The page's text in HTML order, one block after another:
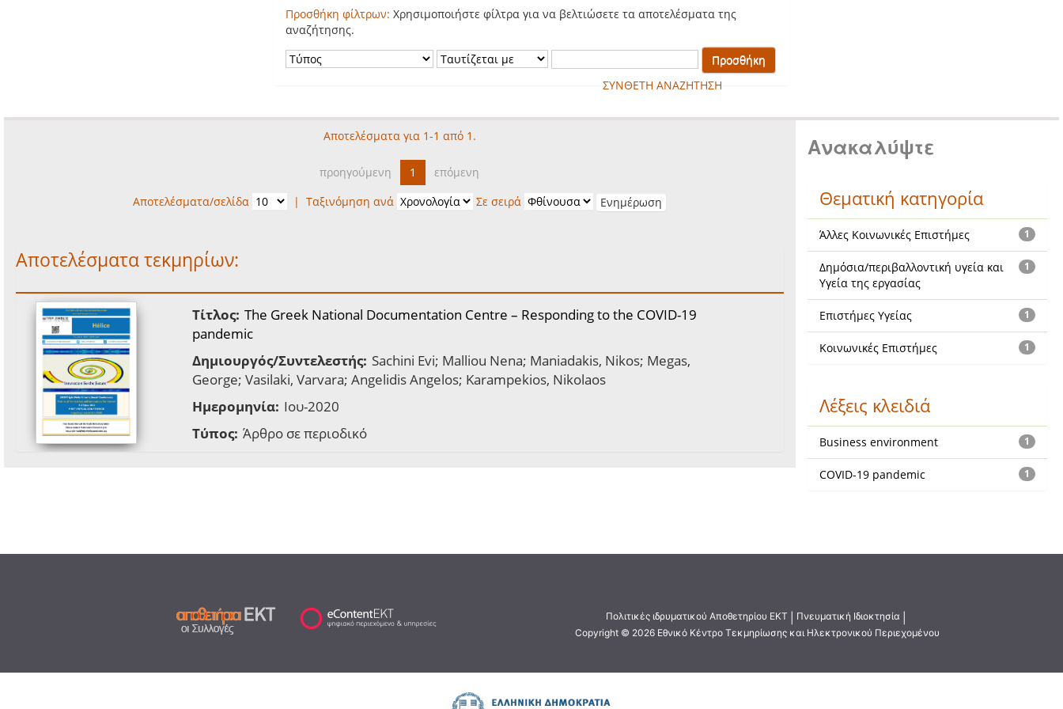
Προσθήκη φίλτρων: Χρησιμοποιήστε φίλτρα για να βελτιώσετε τα αποτελέσματα της
αναζήτησης.
ΣΥΝΘΕΤΗ ΑΝΑΖΗΤΗΣΗ
Αποτελέσματα για 1-1 από 1.
προηγούμενη 1
επόμενη
Αποτελέσματα/σελίδα
|Ταξινόμηση ανά Σε σειρά
Αποτελέσματα τεκμηρίων:
Τίτλος: The Greek National Documentation Centre – Responding to the COVID-19
pandemic
Δημιουργός/Συντελεστής: Sachini Evi; Malliou Nena; Maniadakis, Nikos; Megas,
George; Vasilaki, Varvara; Angelidis Angelos; Karampekios, Nikolaos
Ημερομηνία: Ιου-2020
Τύπος: Άρθρο σε περιοδικό
Ανακαλύψτε
Θεματική κατηγορία
1
Άλλες Κοινωνικές Επιστήμες
1
Δημόσια/περιβαλλοντική υγεία και
Υγεία της εργασίας
1
Επιστήμες Υγείας
1
Κοινωνικές Επιστήμες
Λέξεις κλειδιά
1
Business environment
1
COVID-19 pandemic